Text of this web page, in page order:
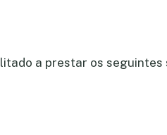
a prestar os